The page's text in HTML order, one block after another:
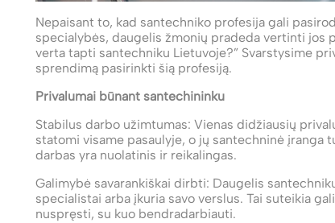
Nepaisant to, kad santechniko profesija gali
specialybės, daugelis žmonių pradeda vertinti jos
verta tapti santechniku Lietuvoje?” Svarstysime
sprendimą pasirinkti šią profesiją.
Privalumai būnant santechininku
Stabilus darbo užimtumas: Vienas didžiausių
statomi visame pasaulyje, o jų santechninė
darbas yra nuolatinis ir reikalingas.
Galimybė savarankiškai dirbti: Daugelis
specialistai arba įkuria savo verslus. Tai suteikia
nuspręsti, su kuo bendradarbiauti.